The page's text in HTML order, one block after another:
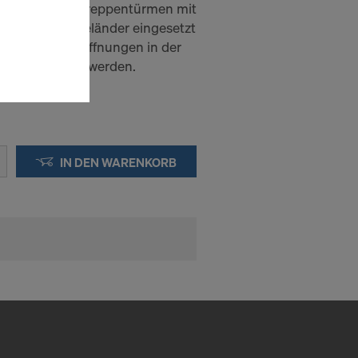
4-stieligen Treppentürmen mit
unten als Geländer eingesetzt
bei Öffnungen in der
eingesetzt werden.
IN DEN WARENKORB
Sie der